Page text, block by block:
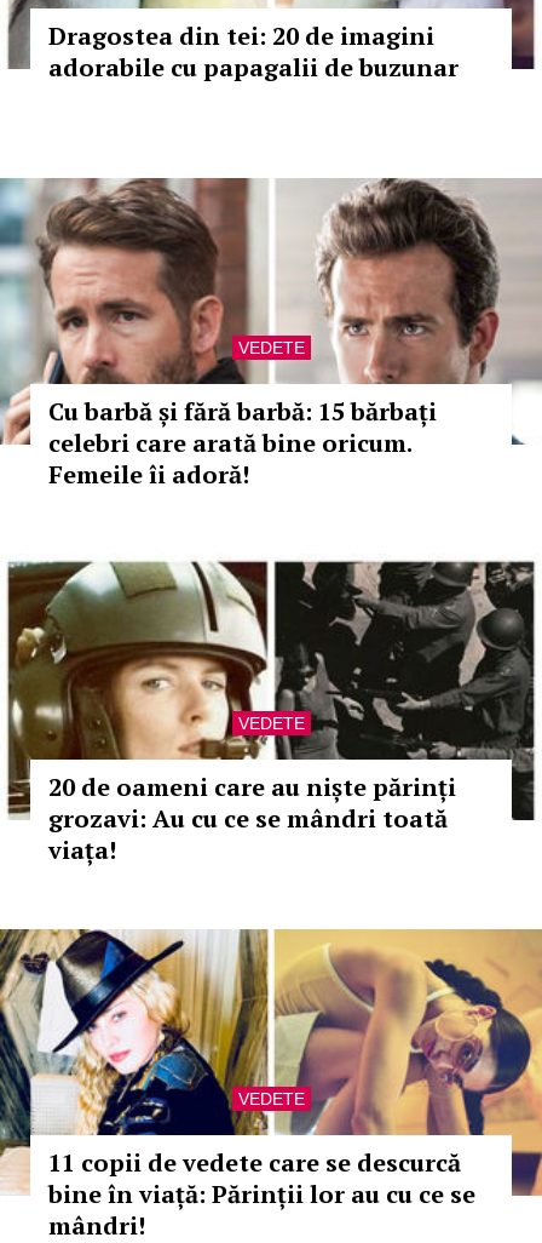
Dragostea din tei: 20 de imagini
adorabile cu papagalii de buzunar
VEDETE
Cu barbă și fără barbă: 15 bărbați
celebri care arată bine oricum.
Femeile îi adoră!
VEDETE
20 de oameni care au niște părinți
grozavi: Au cu ce se mândri toată
viața!
VEDETE
11 copii de vedete care se descurcă
bine în viață: Părinții lor au cu ce se
mândri!